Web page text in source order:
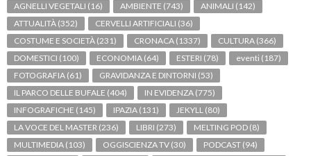
AGNELLI VEGETALI (16) AMBIENTE (743) ANIMALI (142)
ATTUALITÀ (352) CERVELLI ARTIFICIALI (36)
COSTUME E SOCIETÀ (231) CRONACA (1337) CULTURA (366)
DOMESTICI (100) ECONOMIA (64) ESTERI (78) eventi (187)
FOTOGRAFIA (61) GRAVIDANZA E DINTORNI (53)
IL PARCO DELLE BUFALE (404) IN EVIDENZA (775)
INFOGRAFICHE (145) IPAZIA (131) JEKYLL (80)
LA VOCE DEL MASTER (236) LIBRI (273) MELTING POD (8)
MULTIMEDIA (103) OGGISCIENZA TV (30) PODCAST (94)